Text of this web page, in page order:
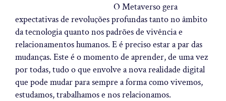
O Metaverso gera
expectativas de revoluções profundas tanto no âmbito
da tecnologia quanto nos padrões de vivência e
relacionamentos humanos. E é preciso estar a par das
mudanças. Este é o momento de aprender, de uma vez
por todas, tudo o que envolve a nova realidade digital
que pode mudar para sempre a forma como vivemos,
estudamos, trabalhamos e nos relacionamos.